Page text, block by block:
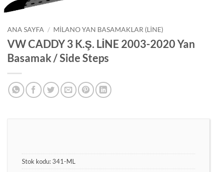
ANA SAYFA / MILANO YAN BASAMAKLAR (LINE)
VW CADDY 3 K.Ş. LİNE 2003-2020 Yan
Basamak / Side Steps
Stok kodu:341-ML